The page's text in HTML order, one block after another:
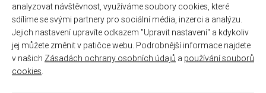
NAPOSLEDY ZOBRAZENÉ
analyzovat návštěvnost, využíváme soubory cookies, které
sdílíme se svými partnery pro sociální média, inzerci a analýzu.
Jejich nastavení upravíte odkazem "Upravit nastavení" a kdykoliv
jej můžete změnit v patičce webu. Podrobnější informace najdete
v našich Zásadách ochrany osobních údajů a používání souborů
cookies